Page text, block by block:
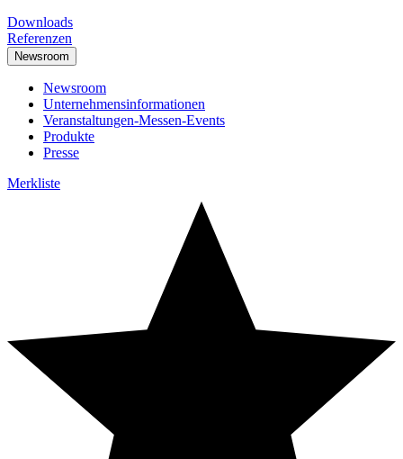
Downloads
Referenzen
Newsroom
Newsroom
Unternehmensinformationen
Veranstaltungen-Messen-Events
Produkte
Presse
Merkliste